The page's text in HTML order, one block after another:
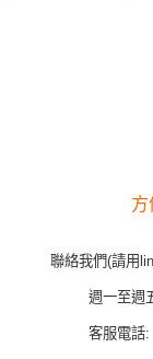
方
聯絡我們(請用
週一至週
客服電話: